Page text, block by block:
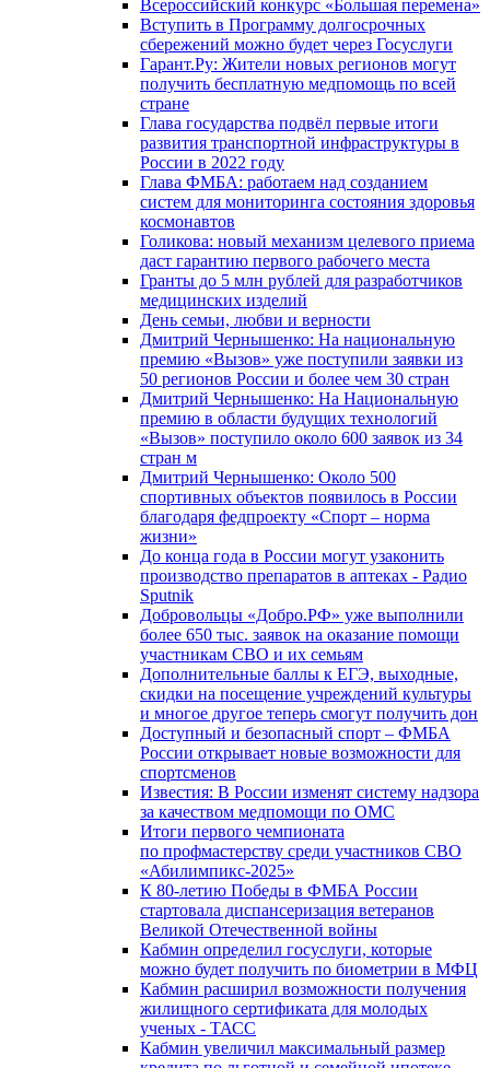
Всероссийский конкурс «Большая перемена»
Вступить в Программу долгосрочных
сбережений можно будет через Госуслуги
Гарант.Ру: Жители новых регионов могут
получить бесплатную медпомощь по всей
стране
Глава государства подвёл первые итоги
развития транспортной инфраструктуры в
России в 2022 году
Глава ФМБА: работаем над созданием
систем для мониторинга состояния здоровья
космонавтов
Голикова: новый механизм целевого приема
даст гарантию первого рабочего места
Гранты до 5 млн рублей для разработчиков
медицинских изделий
День семьи, любви и верности
Дмитрий Чернышенко: На национальную
премию «Вызов» уже поступили заявки из
50 регионов России и более чем 30 стран
Дмитрий Чернышенко: На Национальную
премию в области будущих технологий
«Вызов» поступило около 600 заявок из 34
стран м
Дмитрий Чернышенко: Около 500
спортивных объектов появилось в России
благодаря федпроекту «Спорт – норма
жизни»
До конца года в России могут узаконить
производство препаратов в аптеках - Радио
Sputnik
Добровольцы «Добро.РФ» уже выполнили
более 650 тыс. заявок на оказание помощи
участникам СВО и их семьям
Дополнительные баллы к ЕГЭ, выходные,
скидки на посещение учреждений культуры
и многое другое теперь смогут получить дон
Доступный и безопасный спорт – ФМБА
России открывает новые возможности для
спортсменов
Известия: В России изменят систему надзора
за качеством медпомощи по ОМС
Итоги первого чемпионата
по профмастерству среди участников СВО
«Абилимпикс-2025»
К 80-летию Победы в ФМБА России
стартовала диспансеризация ветеранов
Великой Отечественной войны
Кабмин определил госуслуги, которые
можно будет получить по биометрии в МФЦ
Кабмин расширил возможности получения
жилищного сертификата для молодых
ученых - ТАСС
Кабмин увеличил максимальный размер